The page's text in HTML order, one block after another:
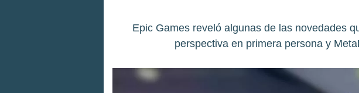
Epic Games reveló algunas de las novedades
perspectiva en primera persona y